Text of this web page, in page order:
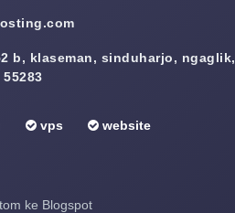
b, klaseman, sinduharjo, ngaglik,
vps website
ke Blogspot